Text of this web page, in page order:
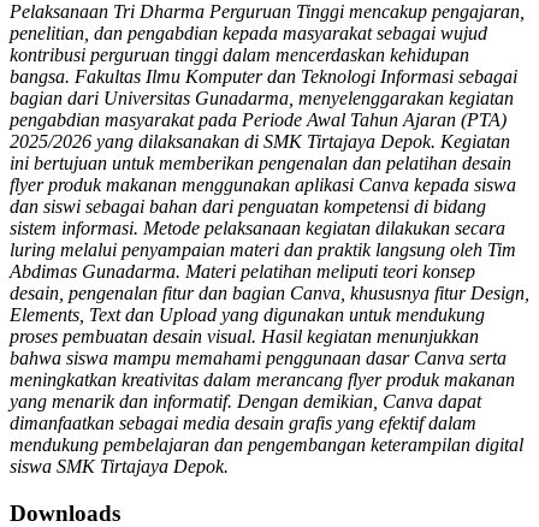
Pelaksanaan Tri Dharma Perguruan Tinggi mencakup pengajaran,
penelitian, dan pengabdian kepada masyarakat sebagai wujud
kontribusi perguruan tinggi dalam mencerdaskan kehidupan
bangsa. Fakultas Ilmu Komputer dan Teknologi Informasi sebagai
bagian dari Universitas Gunadarma, menyelenggarakan kegiatan
pengabdian masyarakat pada Periode Awal Tahun Ajaran (PTA)
2025/2026 yang dilaksanakan di SMK Tirtajaya Depok. Kegiatan
ini bertujuan untuk memberikan pengenalan dan pelatihan desain
flyer produk makanan menggunakan aplikasi Canva kepada siswa
dan siswi sebagai bahan dari penguatan kompetensi di bidang
sistem informasi. Metode pelaksanaan kegiatan dilakukan secara
luring melalui penyampaian materi dan praktik langsung oleh Tim
Abdimas Gunadarma. Materi pelatihan meliputi teori konsep
desain, pengenalan fitur dan bagian Canva, khususnya fitur Design,
Elements, Text dan Upload yang digunakan untuk mendukung
proses pembuatan desain visual. Hasil kegiatan menunjukkan
bahwa siswa mampu memahami penggunaan dasar Canva serta
meningkatkan kreativitas dalam merancang flyer produk makanan
yang menarik dan informatif. Dengan demikian, Canva dapat
dimanfaatkan sebagai media desain grafis yang efektif dalam
mendukung pembelajaran dan pengembangan keterampilan digital
siswa SMK Tirtajaya Depok.
Downloads